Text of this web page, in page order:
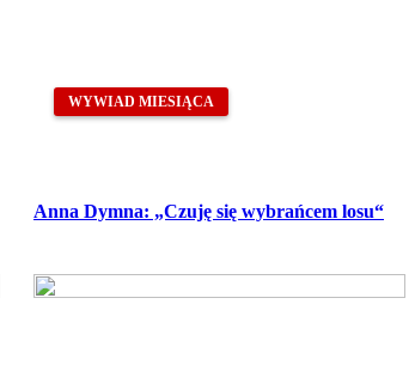
WYWIAD MIESIĄCA
Anna Dymna: „Czuję się wybrańcem losu“